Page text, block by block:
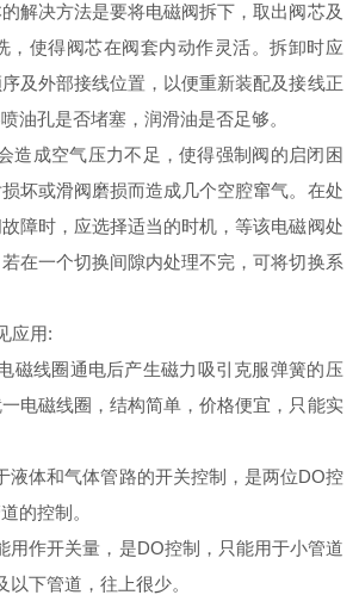
解决方法是要将电磁阀拆下，取出阀芯及
，使得阀芯在阀套内动作灵活。拆卸时应
及外部接线位置，以便重新装配及接线正
油孔是否堵塞，润滑油是否足够。
成空气压力不足，使得强制阀的启闭困
坏或滑阀磨损而造成几个空腔窜气。在处
障时，应选择适当的时机，等该电磁阀处
在一个切换间隙内处理不完，可将切换系
应用:
线圈通电后产生磁力吸引克服弹簧的压
电磁线圈，结构简单，价格便宜，只能实
体和气体管路的开关控制，是两位DO控
的控制。
作开关量，是DO控制，只能用于小管道
下管道，往上很少。